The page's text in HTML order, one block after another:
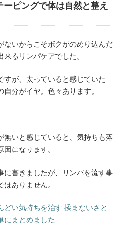
ーピングで体は自然と整え
ないからこそボクがのめり込んだ
るリンパケアでした。
すが、太っていると感じていた
分がイヤ。色々あります。
無いと感じていると、気持ちも落
になります。
に書きましたが、リンパを流す事
ありません。
どい気持ちを治す 揉まないさと
にまとめました